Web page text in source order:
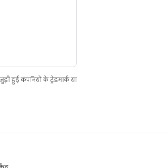
हुई कंपनियों के ट्रेडमार्क या